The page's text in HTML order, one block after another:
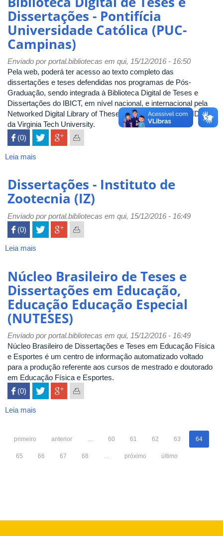
de
Teses
e
Dissertações
Pontifícia
Universidade
Católica
do
Paraná
(PUC-
PR)
Dissertações - Pontifícia
Universidade Católica (PUC-
Campinas)
Enviado porportal.bibliotecas em qui, 15/12/2016 - 16:50
Pela web, poderá ter acesso ao texto completo das
dissertações e teses defendidas nos programas de Pós-
Graduação, sendo integrada à Biblioteca Digital de Teses e
Dissertações do IBICT, em nível nacional, e internacional pela
Networked Digital Library of Theses and Dissertations - NDLTD,
da Virginia Tech University.
 (0)
Leia mais
de
Teses
Dissertações
-
Pontifícia
(PUC-
Campinas)
Dissertações - Instituto de
Zootecnia (IZ)
Enviado porportal.bibliotecas em qui, 15/12/2016 - 16:49
 (0)
Leia mais
Instituto
de
Zootecnia
(IZ)
Núcleo Brasileiro de Teses e
Dissertações em Educação,
Educação Educação Especial
(NUTESES)
Enviado porportal.bibliotecas em qui, 15/12/2016 - 16:49
Núcleo Brasileiro de Dissertações e Teses em Educação Física
e Esportes é um centro de informação automatizado voltado
para a produção referente aos cursos de mestrado e doutorado
em Educação Física e Esportes.
 (0)
Leia mais
Teses
primeiro anterior … 60 61 62 63 64
65 66 67 68 … próximo último